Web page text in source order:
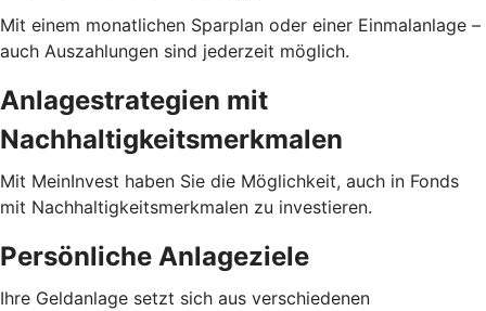
Mit einem monatlichen Sparplan oder einer Einmalanlage –
auch Auszahlungen sind jederzeit möglich.
Anlagestrategien mit
Nachhaltigkeitsmerkmalen
Mit MeinInvest haben Sie die Möglichkeit, auch in Fonds
mit Nachhaltigkeitsmerkmalen zu investieren.
Persönliche Anlageziele
Ihre Geldanlage setzt sich aus verschiedenen